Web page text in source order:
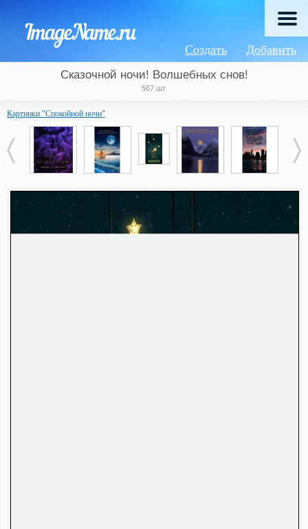
Добавить
Создать
Сказочной ночи! Волшебных снов!
567 шт.
Картинки "Спокойной ночи"